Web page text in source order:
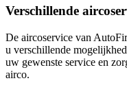
Verschillende
De aircoservice van
u verschillende
uw gewenste service en
airco.